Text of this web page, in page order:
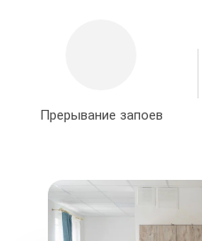
Прерывание запоев